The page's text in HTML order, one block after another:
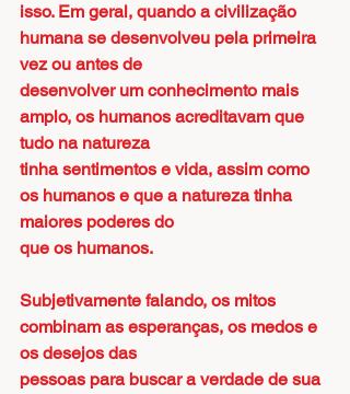
isso. Em geral, quando a civilização
humana se desenvolveu pela primeira
vez ou antes de
desenvolver um conhecimento mais
amplo, os humanos acreditavam que
tudo na natureza
tinha sentimentos e vida, assim como
os humanos e que a natureza tinha
maiores poderes do
que os humanos.
Subjetivamente falando, os mitos
combinam as esperanças, os medos e
os desejos das
pessoas para buscar a verdade de sua